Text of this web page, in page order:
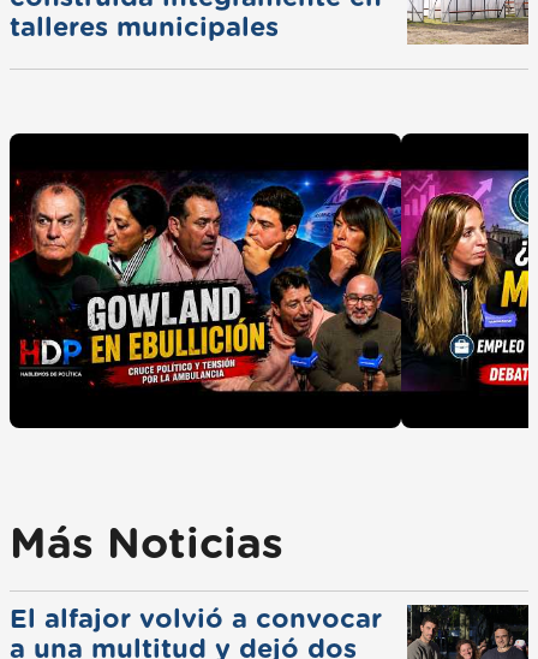
talleres municipales
Más Noticias
El alfajor volvió a convocar
a una multitud y dejó dos